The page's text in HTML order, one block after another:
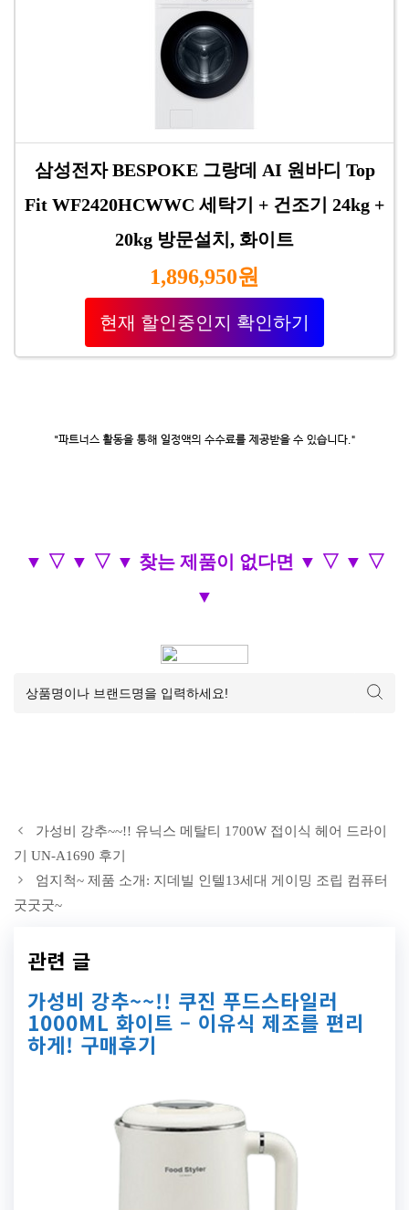
삼성전자 BESPOKE 그랑데 AI 원바디 Top
Fit WF2420HCWWC 세탁기 + 건조기 24kg +
20kg 방문설치, 화이트
1,896,950원
현재 할인중인지 확인하기
▼ ▽ ▼ ▽ ▼ 찾는 제품이 없다면 ▼ ▽ ▼ ▽
▼
가성비 강추~~!! 유닉스 메탈티 1700W 접이식 헤어 드라이
기 UN-A1690 후기
엄지척~ 제품 소개: 지데빌 인텔13세대 게이밍 조립 컴퓨터
굿굿굿~
관련 글
가성비 강추~~!! 쿠진 푸드스타일러
1000ML 화이트 – 이유식 제조를 편리
하게! 구매후기